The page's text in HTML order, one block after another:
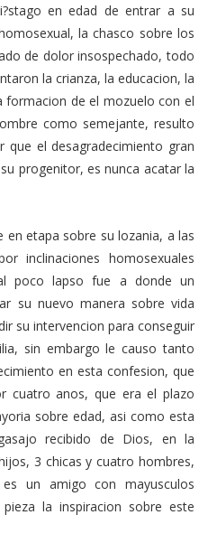
en edad de entrar a su
la chasco sobre los
de dolor insospechado, todo
la crianza, la educacion, la
de el mozuelo con el
como semejante, resulto
el desagradecimiento gran
progenitor, es nunca acatar la
etapa sobre su lozania, a las
inclinaciones homosexuales
poco lapso fue a donde un
su nuevo manera sobre vida
su intervencion para conseguir
sin embargo le causo tanto
en esta confesion, que
cuatro anos, que era el plazo
sobre edad, asi­ como esta
recibido de Dios, en la
3 chicas y cuatro hombres,
un amigo con mayusculos
la inspiracion sobre este